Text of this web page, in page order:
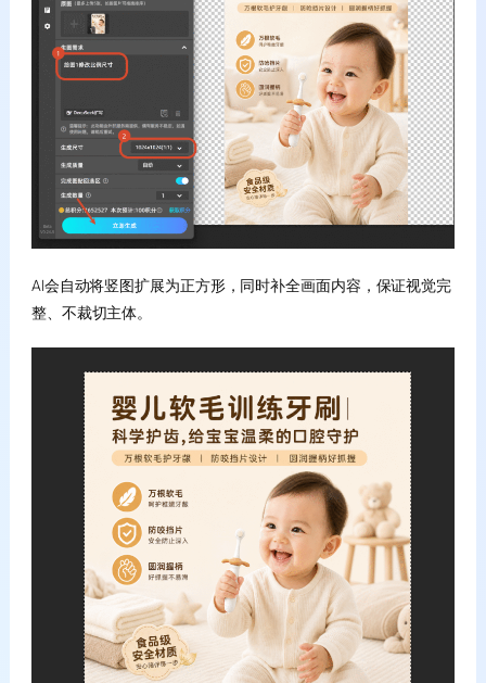
AI会自动将竖图扩展为正方形，同时补全画面内容，保证视觉完
整、不裁切主体。